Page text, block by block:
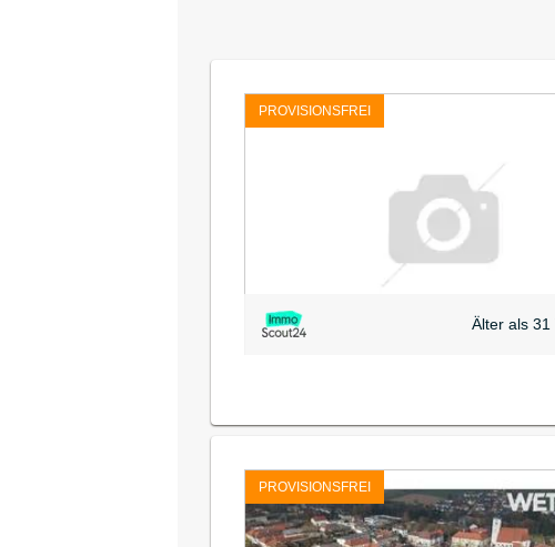
PROVISIONSFREI
Älter als 31
PROVISIONSFREI